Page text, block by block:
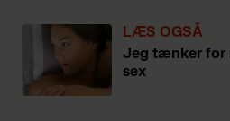
LÆS OGSÅ
Jeg tænker for
sex